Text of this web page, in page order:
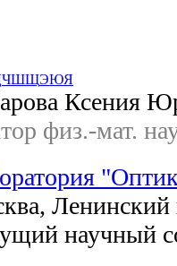
ЧШЩЭЮЯ
Ксения
физ.-мат.
Ленинский
научный